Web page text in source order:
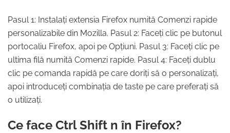
Pasul 1: Instalați extensia Firefox numită Comenzi rapide
personalizabile din Mozilla. Pasul 2: Faceți clic pe butonul
portocaliu Firefox, apoi pe Opțiuni. Pasul 3: Faceți clic pe
ultima filă numită Comenzi rapide. Pasul 4: Faceți dublu
clic pe comanda rapidă pe care doriți să o personalizați,
apoi introduceți combinația de taste pe care preferați să
o utilizați.
Ce face Ctrl Shift n în Firefox?